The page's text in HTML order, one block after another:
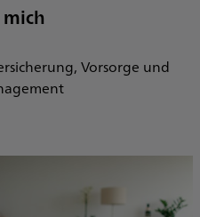
Vorsorge und